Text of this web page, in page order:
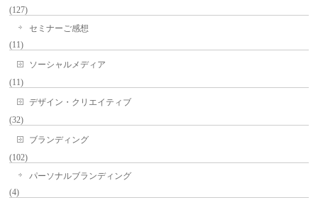
(127)
セミナーご感想
(11)
ソーシャルメディア
(11)
デザイン・クリエイティブ
(32)
ブランディング
(102)
パーソナルブランディング
(4)